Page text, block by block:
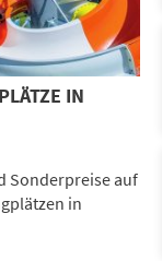
IN
Sonderpreise auf
in